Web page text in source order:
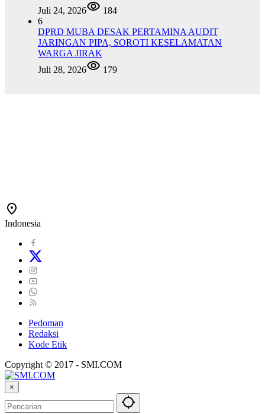
Juli 24, 2026
184
6
DPRD MUBA DESAK PERTAMINA AUDIT
JARINGAN PIPA, SOROTI KESELAMATAN
WARGA JIRAK
Juli 28, 2026
179
Indonesia
Pedoman
Redaksi
Kode Etik
Copyright © 2017 - SMI.COM
×